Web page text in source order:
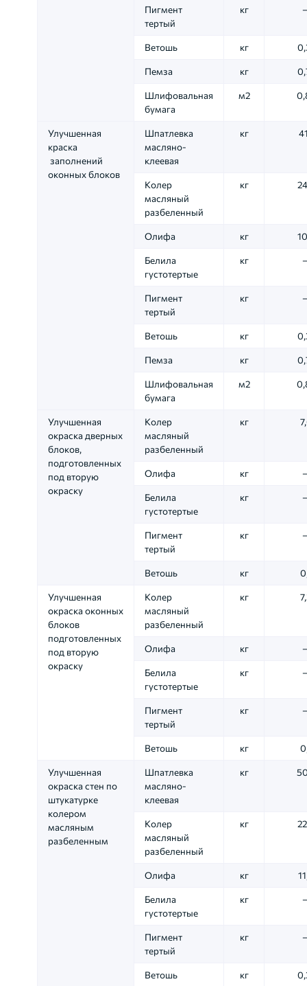
Пигмент
тертый
кг
Ветошь кг
Пемза кг
Шлифовальная
бумага
м2
Улучшенная
краска
заполнений
оконных блоков
Шпатлевка
масляно-
клеевая
кг
Колер
масляный
разбеленный
кг
Олифа кг
Белила
густотертые
кг
Пигмент
тертый
кг
Ветошь кг
Пемза кг
Шлифовальная
бумага
м2
Улучшенная
окраска дверных
блоков,
подготовленных
под вторую
окраску
Колер
масляный
разбеленный
кг
Олифа кг
Белила
густотертые
кг
Пигмент
тертый
кг
Ветошь кг
Улучшенная
окраска оконных
блоков
подготовленных
под вторую
окраску
Колер
масляный
разбеленный
кг
Олифа кг
Белила
густотертые
кг
Пигмент
тертый
кг
Ветошь кг
Улучшенная
окраска стен по
штукатурке
колером
масляным
разбеленным
Шпатлевка
масляно-
клеевая
кг
Колер
масляный
разбеленный
кг
Олифа кг
Белила
густотертые
кг
Пигмент
тертый
кг
Ветошь кг